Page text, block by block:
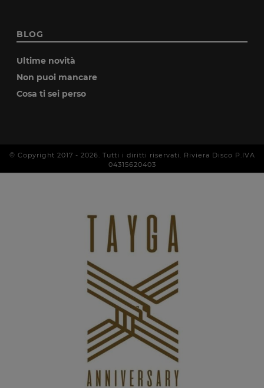
BLOG
Ultime novità
Non puoi mancare
Cosa ti sei perso
© Copyright 2017 - 2026 . Tutti i diritti riservati. Riviera Disco P.IVA
04315620403